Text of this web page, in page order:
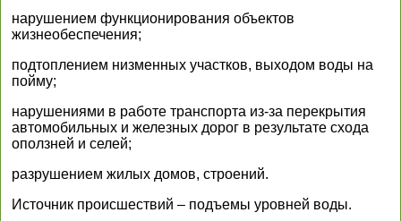
нарушением функционирования объектов
жизнеобеспечения;
подтоплением низменных участков, выходом воды на
пойму;
нарушениями в работе транспорта из-за перекрытия
автомобильных и железных дорог в результате схода
оползней и селей;
разрушением жилых домов, строений.
Источник происшествий – подъемы уровней воды.